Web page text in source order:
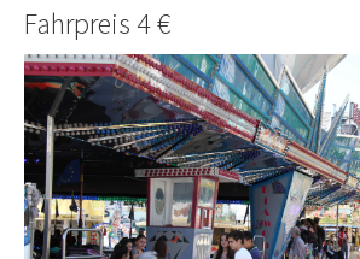
Fahrpreis 4 €